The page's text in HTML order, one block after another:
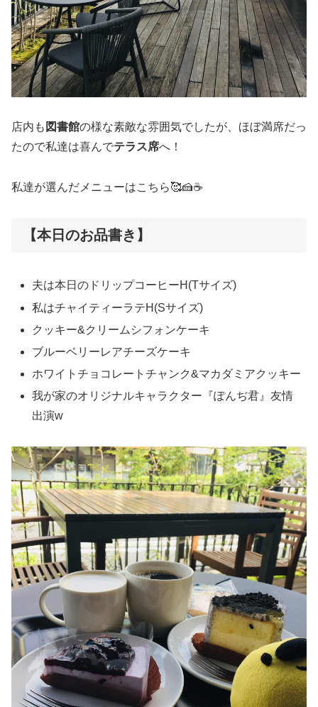
店内も 図書館の様な素敵な雰囲気でしたが、ほぼ満席だっ
たので私達は喜んでテラス席へ！
私達が選んだメニューはこちら🥰🍰☕️
【本日のお品書き】
夫は本日のドリップコーヒーH(Tサイズ)
私はチャイティーラテH(Sサイズ)
クッキー&クリームシフォンケーキ
ブルーベリーレアチーズケーキ
ホワイトチョコレートチャンク&マカダミアクッキー
我が家のオリジナルキャラクター『ぽんぢ君』友情
出演w